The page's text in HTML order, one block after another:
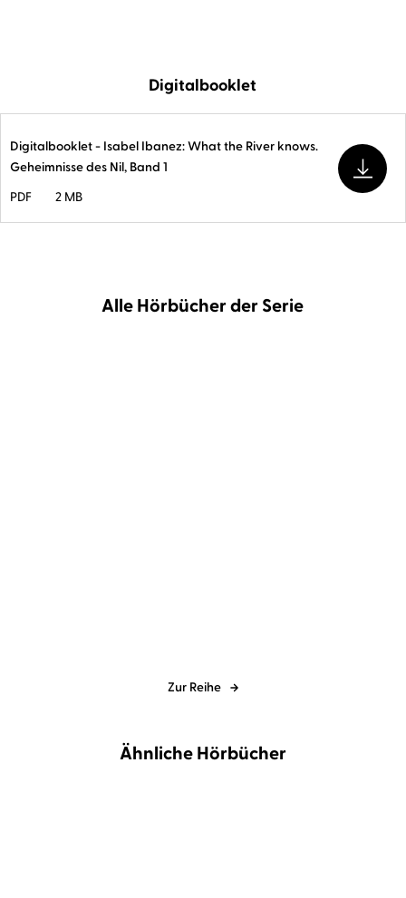
Digitalbooklet
Digitalbooklet - Isabel Ibanez: What the River knows.
Geheimnisse des Nil, Band 1
PDF
2 MB
Alle Hörbücher der Serie
Zur Reihe
Ähnliche Hörbücher